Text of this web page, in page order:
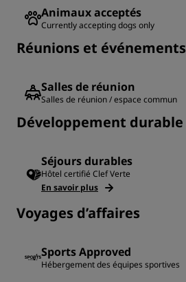
Animaux acceptés
Currently accepting dogs only
Réunions et événements
Salles de réunion
Salles de réunion / espace commun
Développement durable
Séjours durables
Hôtel certifié Clef Verte
En savoir plus
Voyages d’affaires
Sports Approved
Hébergement des équipes sportives